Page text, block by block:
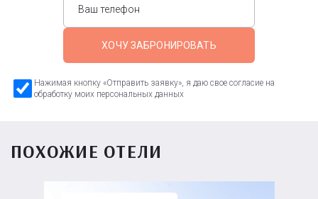
ХОЧУ ЗАБРОНИРОВАТЬ
Нажимая кнопку «Отправить заявку», я даю свое согласие на
обработку моих персональных данных
ПОХОЖИЕ ОТЕЛИ